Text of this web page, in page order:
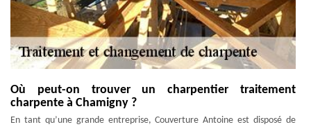
Où peut-on trouver un charpentier traitement
charpente à Chamigny ?
En tant qu’une grande entreprise, Couverture Antoine est disposé de